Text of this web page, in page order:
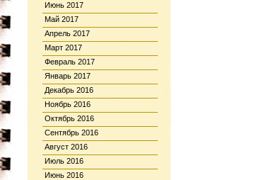
Июнь 2017
Май 2017
Апрель 2017
Март 2017
Февраль 2017
Январь 2017
Декабрь 2016
Ноябрь 2016
Октябрь 2016
Сентябрь 2016
Август 2016
Июль 2016
Июнь 2016